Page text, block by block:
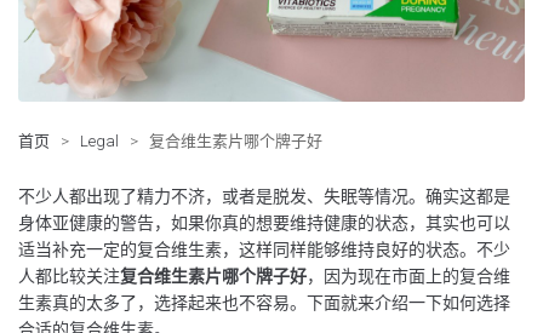
首页 > Legal > 复合维生素片哪个牌子好
不少人都出现了精力不济，或者是脱发、失眠等情况。确实这都是
身体亚健康的警告，如果你真的想要维持健康的状态，其实也可以
适当补充一定的复合维生素，这样同样能够维持良好的状态。不少
人都比较关注复合维生素片哪个牌子好，因为现在市面上的复合维
生素真的太多了，选择起来也不容易。下面就来介绍一下如何选择